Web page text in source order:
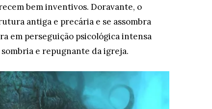
bem inventivos. Doravante, o
antiga e precária e se assombra
em perseguição psicológica intensa
e repugnante da igreja.